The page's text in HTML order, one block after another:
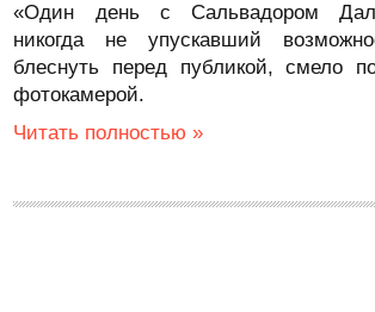
«Один день с Сальвадором
никогда не упускавший
блеснуть перед публикой, смело
фотокамерой.
Читать полностью »